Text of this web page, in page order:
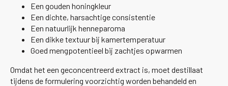
Een gouden honingkleur
Een dichte, harsachtige consistentie
Een natuurlijk henneparoma
Een dikke textuur bij kamertemperatuur
Goed mengpotentieel bij zachtjes opwarmen
Omdat het een geconcentreerd extract is, moet destillaat
tijdens de formulering voorzichtig worden behandeld en